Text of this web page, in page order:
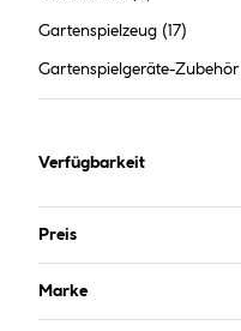
Gartenspielzeug (17)
Gartenspielgeräte-Zubehör
Verfügbarkeit
Preis
Marke